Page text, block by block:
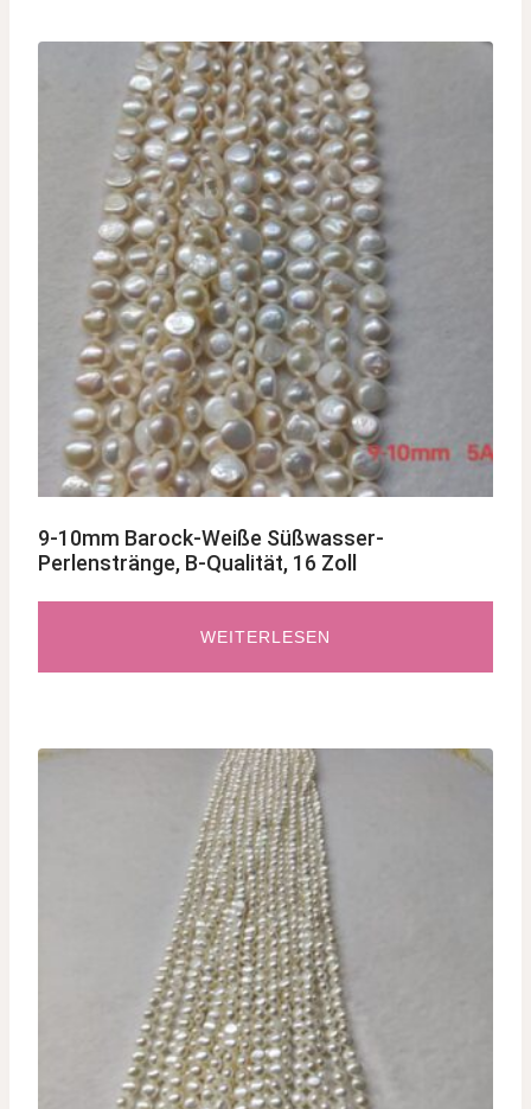
9-10mm Barock-Weiße Süßwasser-
Perlenstränge, B-Qualität, 16 Zoll
WEITERLESEN